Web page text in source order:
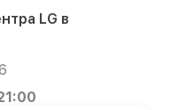
LG в